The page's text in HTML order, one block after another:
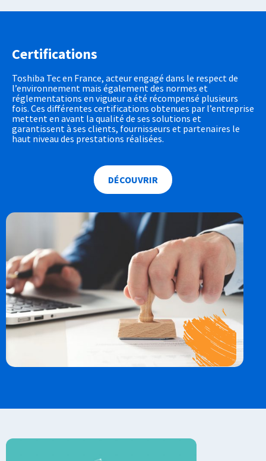
Certifications
Toshiba Tec en France, acteur engagé dans le respect de
l’environnement mais également des normes et
réglementations en vigueur a été récompensé plusieurs
fois. Ces différentes certifications obtenues par l’entreprise
mettent en avant la qualité de ses solutions et
garantissent à ses clients, fournisseurs et partenaires le
haut niveau des prestations réalisées.
DÉCOUVRIR